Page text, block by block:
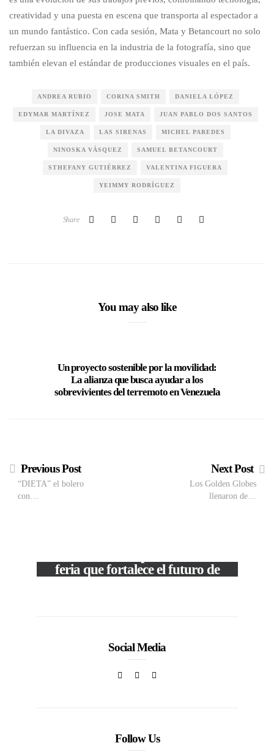
creatividad y una puesta en escena que transporta al espectador a
un mundo fantástico. Con cada sesión, Mata y Betancourt no solo
refuerzan su influencia en la industria de la fotografía, sino que
también elevan el estándar de producciones visuales en el país.
ANDREA RUBIO CORINA SMITH DANIELA LÓPEZ
EDYMAR MARTÍNEZ JOSE MATA JUAN PABLO DOS SANTOS
LA DIVAZA LAS SIRENAS MICHEL PAREDES
NINOSKA VÁSQUEZ SAMUEL BETANCOURT
STHEFANY GUTIÉRREZ VALENTINA FIGUERA
YEIMMY RODRÍGUEZ
Share
You may also like
Un proyecto sostenible por la movilidad:
La alianza que busca ayudar a los
sobrevivientes del terremoto en Venezuela
Previous Post
“DIETA” el bolero
con…
Next Post
Los Golden Globes
llenaron de…
feria que fortalece el futuro de
Social Media
Follow Us